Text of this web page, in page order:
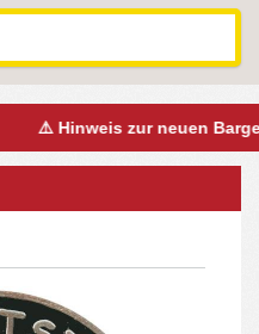
⚠️ Hinweis zur neuen